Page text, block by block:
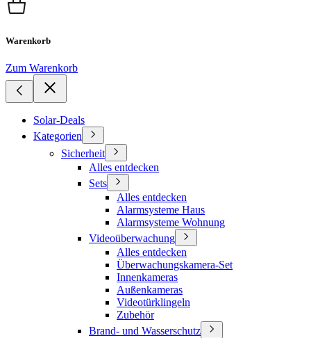
Warenkorb
Zum Warenkorb
Solar-Deals
Kategorien
Sicherheit
Alles entdecken
Sets
Alles entdecken
Alarmsysteme Haus
Alarmsysteme Wohnung
Videoüberwachung
Alles entdecken
Überwachungskamera-Set
Innenkameras
Außenkameras
Videotürklingeln
Zubehör
Brand- und Wasserschutz